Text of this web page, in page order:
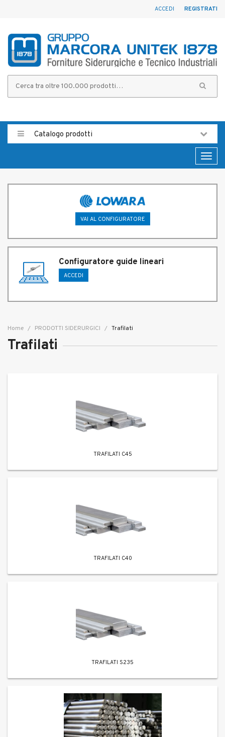
REGISTRATI
ACCEDI
Catalogo prodotti
VAI AL CONFIGURATORE
Configuratore guide lineari
ACCEDI
Home PRODOTTI SIDERURGICI Trafilati
Trafilati
TRAFILATI C45
TRAFILATI C40
TRAFILATI S235